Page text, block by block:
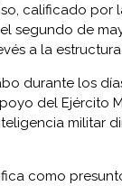
calificado
segundo de
a la
durante los
del Ejército
militar
como